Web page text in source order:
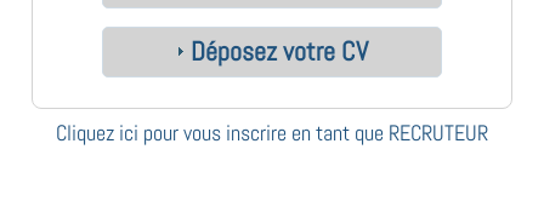
Déposez votre CV
Cliquez ici pour vous inscrire en tant que RECRUTEUR